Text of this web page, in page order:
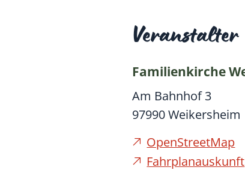
Veranstalter
Familienkirche
Am Bahnhof 3
97990 Weikersheim
OpenStreetMap
Fahrplanauskunft